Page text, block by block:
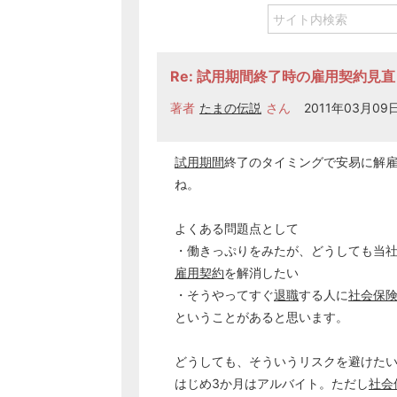
Re: 試用期間終了時の雇用契約見
著者 たまの伝説 さん 2011年03月09
試用期間終了のタイミングで安易に解
ね。
よくある問題点として
・働きっぷりをみたが、どうしても当
雇用契約を解消したい
・そうやってすぐ退職する人に社会保
ということがあると思います。
どうしても、そういうリスクを避けた
はじめ3か月はアルバイト。ただし社会